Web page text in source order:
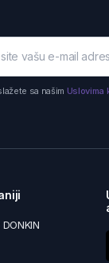
sa našim Uslovima